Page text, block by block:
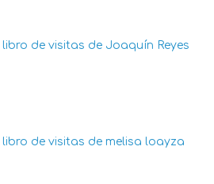
libro de visitas de Joaquín Reyes
libro de visitas de melisa loayza